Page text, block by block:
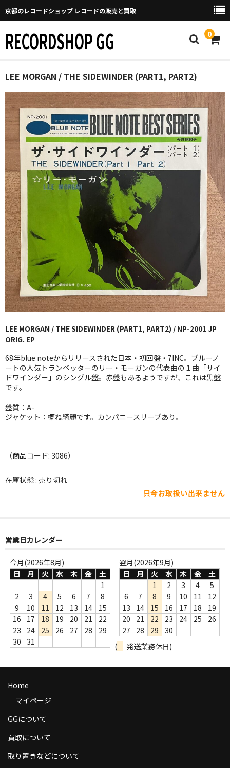
京都のレコードショップ レコードの販売と買取
RECORDSHOP GG 0
Home
マイページ
GGについて
買取について
取り置きなどについて
Categories
New Arrivals
新譜
GG RECORD （当店のレーベル）
全商品
JAZZ-US
BLUE NOTE
JAZZ-EU
JAZZ-JP
JAZZ-VOCAL
ROCK
WORLD
その他
Webのみ no.2
Webのみ no.3
Webのみ no.4
売り切れ
商品の発送
お支払い方法
返品
LEE MORGAN / THE SIDEWINDER (PART1, PART2)
LEE MORGAN / THE SIDEWINDER (PART1, PART2) / NP-2001 JP
ORIG. EP
68年blue noteからリリースされた日本・初回盤・7INC。ブルーノ
ートの人気トランペッターのリー・モーガンの代表曲の１曲「サイ
ドワインダー」のシングル盤。赤盤もあるようですが、これは黒盤
です。
盤質：A-
ジャケット：概ね綺麗です。カンパニースリーブあり。
（商品コード: 3086）
在庫状態 : 売り切れ
只今お取扱い出来ません
営業日カレンダー
今月(2026年8月)
日
月 火 水 木 金
土
1
2
3 4 5 6 7
8
9
10 11 12 13 14
15
16
17 18 19 20 21
22
23
24 25 26 27 28
29
30
31
翌月(2026年9月)
日
月 火 水 木 金
土
1
2 3 4
5
6
7 8 9 10 11
12
13
14 15 16 17 18
19
20
21 22 23 24 25
26
27
28 29
30
(
発送業務休日)
Home
マイページ
GGについて
買取について
取り置きなどについて